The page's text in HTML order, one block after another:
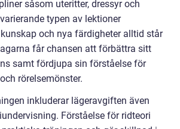
såsom uteritter, dressyr och
typen av lektioner
och nya färdigheter alltid står
får chansen att förbättra sitt
samt fördjupa sin förståelse för
rörelsemönster.
inkluderar lägeravgiften även
Förståelse för ridteori